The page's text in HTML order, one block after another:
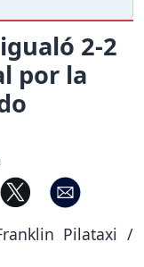
2-2
por la